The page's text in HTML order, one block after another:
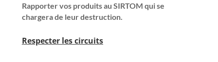
Rapporter vos produits au SIRTOM qui se
chargera de leur destruction.
Respecter les circuits